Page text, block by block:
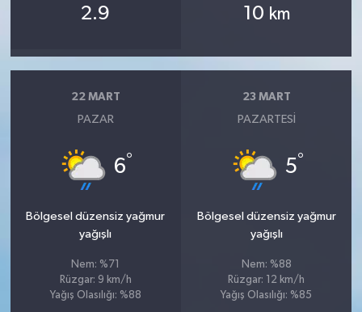
2.9 10 km
22 MART
PAZAR
6°
Bölgesel düzensiz yağmur
yağışlı
Nem: %71
Rüzgar: 9 km/h
Yağış Olasılığı: %88
23 MART
PAZARTESI
5°
Bölgesel düzensiz yağmur
yağışlı
Nem: %88
Rüzgar: 12 km/h
Yağış Olasılığı: %85